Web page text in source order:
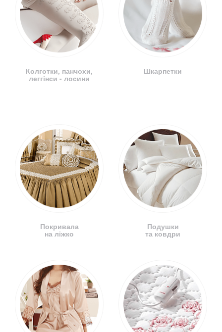
Колготки, панчохи,
леггінси - лосини
Шкарпетки
Покривала
на ліжко
Подушки
та ковдри